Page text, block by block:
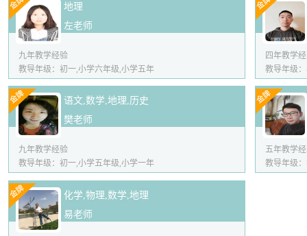
地理
左老师
九年教学经验
教导年级：初一,小学六年级,小学五年
四年教学
教导年级
语文,数学,地理,历史
樊老师
九年教学经验
教导年级：初一,小学五年级,小学一年
五年教学
教导年级
化学,物理,数学,地理
易老师